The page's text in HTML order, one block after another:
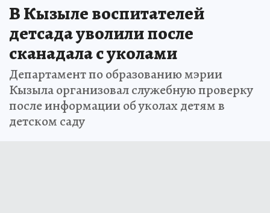
В Кызыле воспитателей
детсада уволили после
сканадала с уколами
Департамент по образованию мэрии
Кызыла организовал служебную проверку
после информации об уколах детям в
детском саду